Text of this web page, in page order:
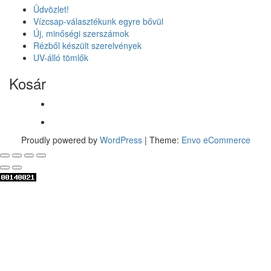
Üdvözlet!
Vízcsap-választékunk egyre bővül
Új, minőségi szerszámok
Rézből készült szerelvények
UV-álló tömlők
Kosár
Proudly powered by WordPress | Theme: Envo eCommerce